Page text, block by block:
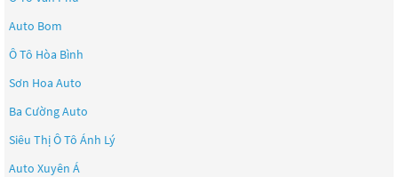
Auto Bom
Ô Tô Hòa Bình
Sơn Hoa Auto
Ba Cường Auto
Siêu Thị Ô Tô Ánh Lý
Auto Xuyên Á